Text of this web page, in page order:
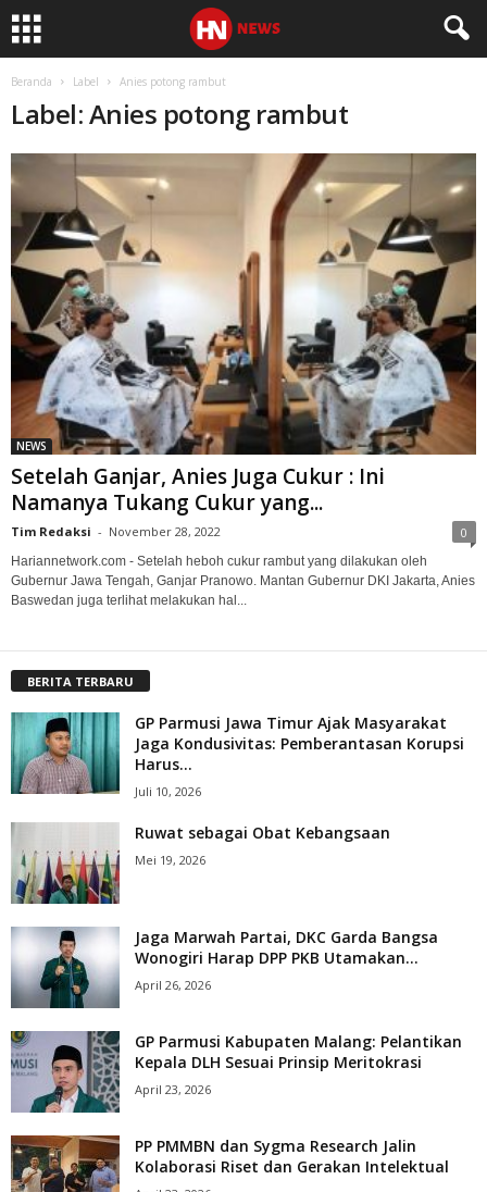
Beranda Label Anies potong rambut
Label: Anies potong rambut
NEWS
Setelah Ganjar, Anies Juga Cukur : Ini
Namanya Tukang Cukur yang...
Tim Redaksi - November 28, 2022 0
Hariannetwork.com - Setelah heboh cukur rambut yang dilakukan oleh
Gubernur Jawa Tengah, Ganjar Pranowo. Mantan Gubernur DKI Jakarta, Anies
Baswedan juga terlihat melakukan hal...
BERITA TERBARU
GP Parmusi Jawa Timur Ajak Masyarakat
Jaga Kondusivitas: Pemberantasan Korupsi
Harus...
Juli 10, 2026
Ruwat sebagai Obat Kebangsaan
Mei 19, 2026
Jaga Marwah Partai, DKC Garda Bangsa
Wonogiri Harap DPP PKB Utamakan...
April 26, 2026
GP Parmusi Kabupaten Malang: Pelantikan
Kepala DLH Sesuai Prinsip Meritokrasi
April 23, 2026
PP PMMBN dan Sygma Research Jalin
Kolaborasi Riset dan Gerakan Intelektual